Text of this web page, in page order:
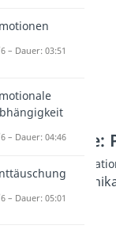
Inhalte:
04:19
und Gestik
– Dauer: 03:51
– Dauer: 04:46
– Dauer: 05:01